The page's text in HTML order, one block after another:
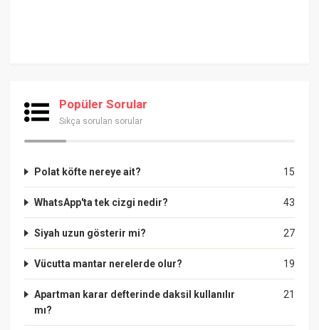
Popüler Sorular
Sıkça sorulan sorular
15
Polat köfte nereye ait?
43
WhatsApp'ta tek cizgi nedir?
27
Siyah uzun gösterir mi?
19
Vücutta mantar nerelerde olur?
21
Apartman karar defterinde daksil kullanılır
mı?